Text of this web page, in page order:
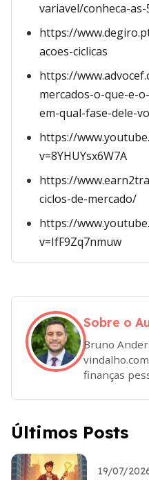
variavel/conheca-
https://
acoes-ciclicas
https://
mercados-o-que-e-
em-qual-fase-dele-
https://
v=8YHUYsx6W7A
https://
ciclos-de-mercado/
https://
v=IfF9Zq7nmuw
Sobre o
Bruno
finanças
Últimos Posts
19/07/